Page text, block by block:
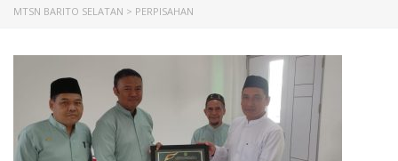
MTSN BARITO SELATAN > PERPISAHAN